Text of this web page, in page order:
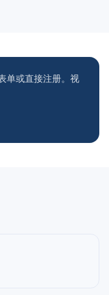
单或直接注册。视